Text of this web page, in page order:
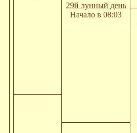
29й лунный день
Начало в 08:03